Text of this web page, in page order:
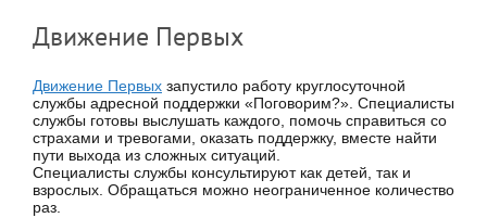
Движение Первых
Движение Первых запустило работу круглосуточной
службы адресной поддержки «Поговорим?». Специалисты
службы готовы выслушать каждого, помочь справиться со
страхами и тревогами, оказать поддержку, вместе найти
пути выхода из сложных ситуаций.
Специалисты службы консультируют как детей, так и
взрослых. Обращаться можно неограниченное количество
раз.